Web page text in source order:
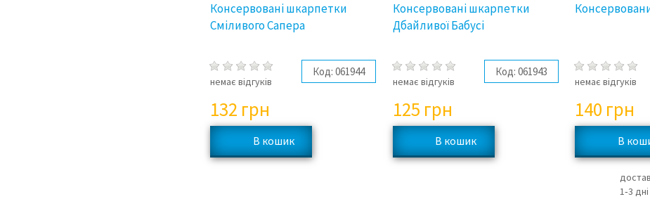
Консервовані шкарпетки
Сміливого Сапера
немає відгуків
Код: 061944
132 грн
Консервовані шкарпетки
Дбайливої ​​Бабусі
немає відгуків
Код: 061943
125 грн
немає відгуків
140 грн
1‑3 дні